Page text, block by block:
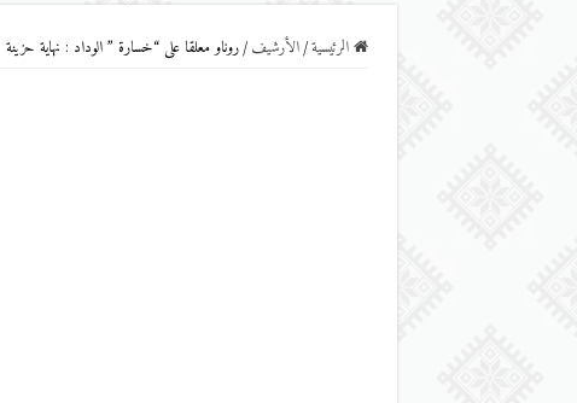
الرئيسية/اﻷرشيف/روناو معلقا على “خسارة ” الوداد : نهاية حزينة